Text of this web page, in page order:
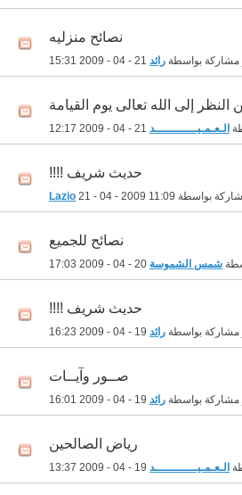
نصائح منزليه
مشاركة بواسطة رائد 15:31
إلى الله تعالى يوم القيامة
الـعـمـيــــــــــــد 12:17
حديث شريف !!!!
بواسطة Lazio 21 - 04 - 2009 11:09
نصائح للجميع
شمس الشموسة 17:03
حديث شريف !!!!
مشاركة بواسطة رائد 16:23
صــور وآيــات‏
مشاركة بواسطة رائد 16:01
رياض الصالحين
الـعـمـيــــــــــــد 13:37